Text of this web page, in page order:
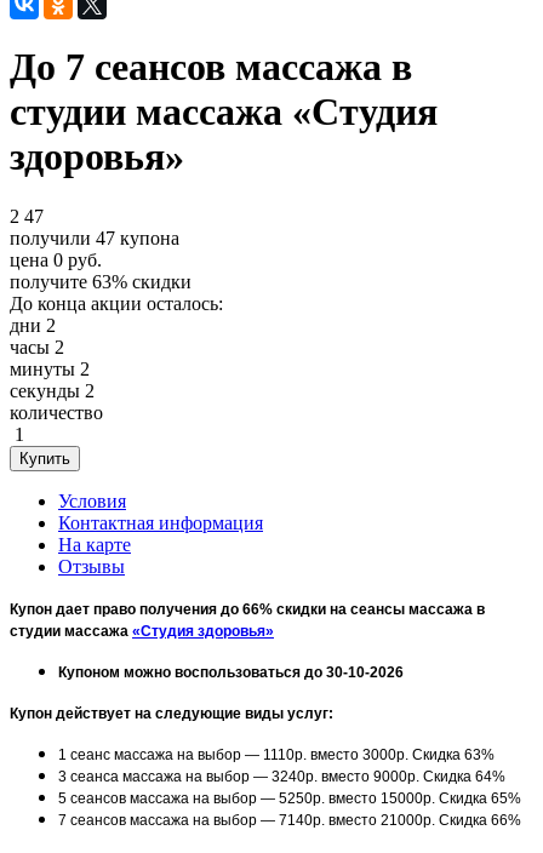
До 7 сеансов массажа в
студии массажа «Студия
здоровья»
2 47
получили 47 купона
цена 0 руб.
получите 63% скидки
До конца акции осталось:
дни 2
часы 2
минуты 2
секунды 2
количество
1
Условия
Контактная информация
На карте
Отзывы
Купон дает право получения до 66% скидки на сеансы массажа в
студии массажа «Студия здоровья»
Купоном можно воспользоваться до 30-10-2026
Купон действует на следующие виды услуг:
1 сеанс массажа на выбор — 1110р. вместо 3000р. Скидка 63%
3 сеанса массажа на выбор — 3240р. вместо 9000р. Скидка 64%
5 сеансов массажа на выбор — 5250р. вместо 15000р. Скидка 65%
7 сеансов массажа на выбор — 7140р. вместо 21000р. Скидка 66%